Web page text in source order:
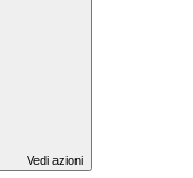
Vedi azioni